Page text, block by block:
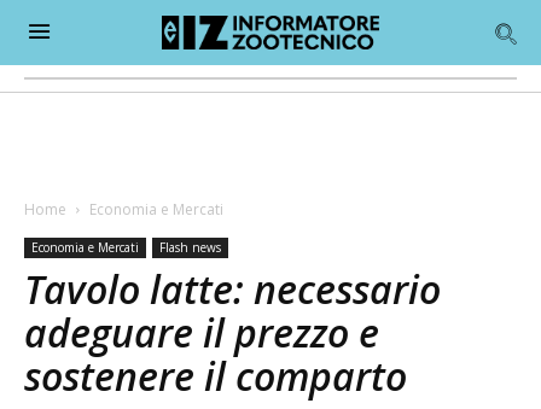
Home Economia e Mercati
Economia e Mercati Flash news
Tavolo latte: necessario
adeguare il prezzo e
sostenere il comparto